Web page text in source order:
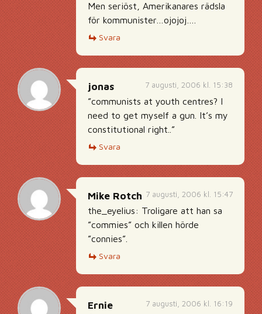
Men seriöst, Amerikanares rädsla
för kommunister…ojojoj….
Svara
7 augusti, 2006 kl. 15:38
jonas
”communists at youth centres? I
need to get myself a gun. It’s my
constitutional right..”
Svara
7 augusti, 2006 kl. 15:47
Mike Rotch
the_eyelius: Troligare att han sa
”commies” och killen hörde
”connies”.
Svara
7 augusti, 2006 kl. 16:19
Ernie